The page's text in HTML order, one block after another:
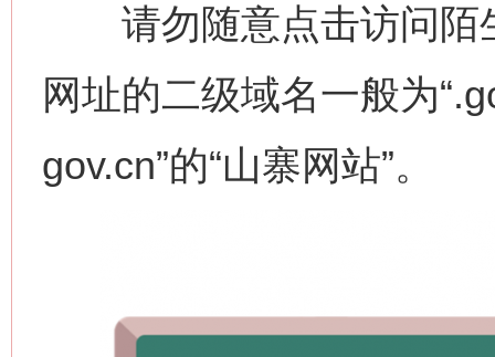
请勿随意点击访问陌
网址的二级域名一般为
gov.cn”的“山寨网站”。